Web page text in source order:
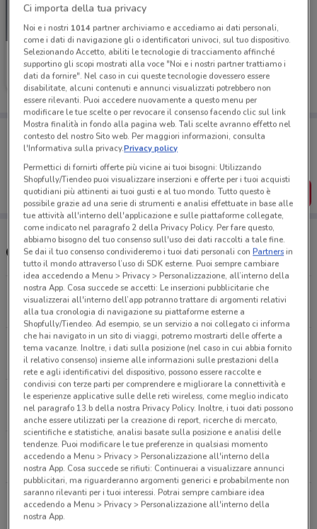
NUOVO
Unieuro
Scade il 23/08 1.6 km
Porta DoveConviene sempre con te!
Puoi trovare le migliori offerte dei negozi vicino a te,
salvarle e creare la tua lista del risparmio, comodamente
dal tuo cellulare.
SCARICA L’APP
Orari e Indirizzi Unieuro
Via Benedetto Croce, 11 Cesano Boscone
1.6 km
APERTO
Via Marghera, 28 Milano
4.9 km
APERTO
Via Grosotto 7 Milano
6.6 km
APERTO
Piazza San Babila Milano
8.1 km
APERTO
Via Curiel, 25 Rozzano
8.1 km
Ci importa della tua privacy
Noi e i nostri 1014partner archiviamo e accediamo ai dati personali,
come i dati di navigazione gli o identificatori univoci, sul tuo dispositivo.
Selezionando Accetto, abiliti le tecnologie di tracciamento affinché
supportino gli scopi mostrati alla voce "Noi e i nostri partner trattiamo i
dati da fornire". Nel caso in cui queste tecnologie dovessero essere
disabilitate, alcuni contenuti e annunci visualizzati potrebbero non
essere rilevanti. Puoi accedere nuovamente a questo menu per
modificare le tue scelte o per revocare il consenso facendo clic sul link
Mostra finalità in fondo alla pagina web. Tali scelte avranno effetto nel
contesto del nostro Sito web. Per maggiori informazioni, consulta
l'Informativa sulla privacy.Privacy policy
Permettici di fornirti offerte più vicine ai tuoi bisogni: Utilizzando
Shopfully/Tiendeo puoi visualizzare inserzioni e offerte per i tuoi acquisti
quotidiani più attinenti ai tuoi gusti e al tuo mondo. Tutto questo è
possibile grazie ad una serie di strumenti e analisi effettuate in base alle
tue attività all'interno dell'applicazione e sulle piattaforme collegate,
come indicato nel paragrafo 2 della Privacy Policy. Per fare questo,
abbiamo bisogno del tuo consenso sull'uso dei dati raccolti a tale fine.
Se dai il tuo consenso condivideremo i tuoi dati personali conPartnersin
tutto il mondo attraverso l’uso di SDK esterne. Puoi sempre cambiare
idea accedendo a Menu > Privacy > Personalizzazione, all’interno della
nostra App. Cosa succede se accetti: Le inserzioni pubblicitarie che
visualizzerai all'interno dell’app potranno trattare di argomenti relativi
alla tua cronologia di navigazione su piattaforme esterne a
Shopfully/Tiendeo. Ad esempio, se un servizio a noi collegato ci informa
che hai navigato in un sito di viaggi, potremo mostrarti delle offerte a
tema vacanze. Inoltre, i dati sulla posizione (nel caso in cui abbia fornito
il relativo consenso) insieme alle informazioni sulle prestazioni della
rete e agli identificativi del dispositivo, possono essere raccolte e
condivisi con terze parti per comprendere e migliorare la connettività e
le esperienze applicative sulle delle reti wireless, come meglio indicato
nel paragrafo 13.b della nostra Privacy Policy. Inoltre, i tuoi dati possono
anche essere utilizzati per la creazione di report, ricerche di mercato,
scientifiche e statistiche, analisi basate sulla posizione e analisi delle
tendenze. Puoi modificare le tue preferenze in qualsiasi momento
accedendo a Menu > Privacy > Personalizzazione all'interno della
nostra App. Cosa succede se rifiuti: Continuerai a visualizzare annunci
pubblicitari, ma riguarderanno argomenti generici e probabilmente non
saranno rilevanti per i tuoi interessi. Potrai sempre cambiare idea
accedendo a Menu > Privacy > Personalizzazione all'interno della
nostra App.